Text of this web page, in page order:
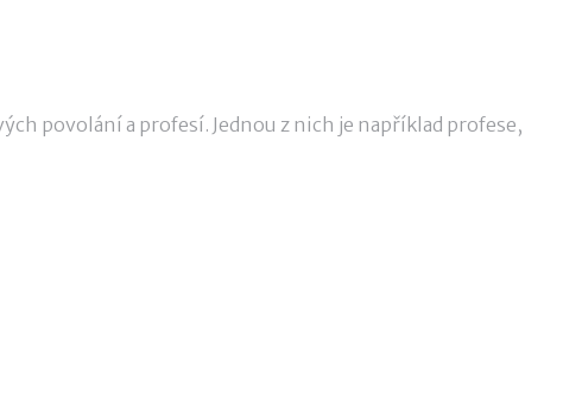
povolání a profesí. Jednou z nich je například profese,